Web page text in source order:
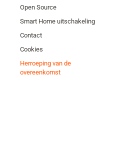
Open Source
Smart Home uitschakeling
Contact
Cookies
Herroeping van de
overeenkomst